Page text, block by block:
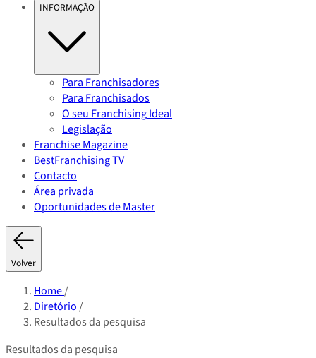
INFORMAÇÃO
Para Franchisadores
Para Franchisados
O seu Franchising Ideal
Legislação
Franchise Magazine
BestFranchising TV
Contacto
Área privada
Oportunidades de Master
Volver
Home/
Diretório/
Resultados da pesquisa
Resultados da pesquisa